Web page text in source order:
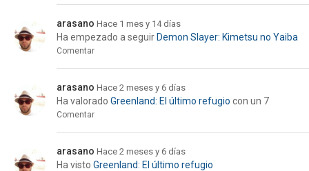
arasano Hace 1 mes y 14 días
Ha empezado a seguir Demon Slayer: Kimetsu no Yaiba
Comentar
arasano Hace 2 meses y 6 días
Ha valorado Greenland: El último refugio con un 7
Comentar
arasano Hace 2 meses y 6 días
Ha visto Greenland: El último refugio